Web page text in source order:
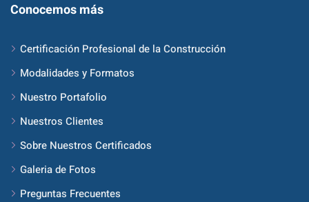
Conocemos más
Certificación Profesional de la Construcción
Modalidades y Formatos
Nuestro Portafolio
Nuestros Clientes
Sobre Nuestros Certificados
Galeria de Fotos
Preguntas Frecuentes